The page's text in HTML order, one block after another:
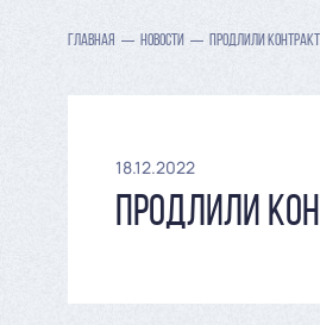
ГЛАВНАЯ НОВОСТИ ПРОДЛИЛИ
18.12.2022
ПРОДЛИЛИ